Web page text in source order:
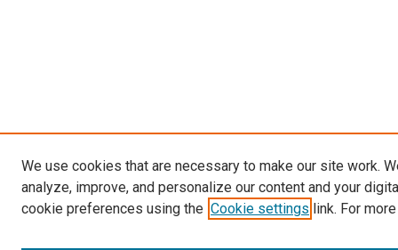
We use cookies that are necessary to make our site work.
analyze, improve, and personalize our content and your
cookie preferences using the Cookie settings link. For